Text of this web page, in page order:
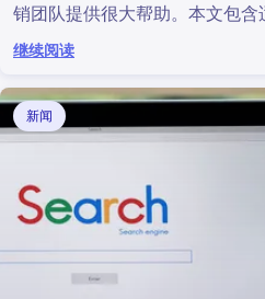
销团队提供很大帮助。本文包含
设计师的最佳营销与内容创作工
继续阅读
新闻